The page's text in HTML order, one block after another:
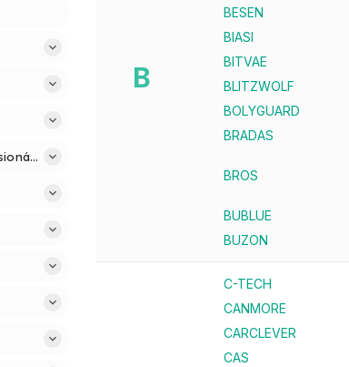
Kúrenie HEPWORTH profesionálne a jednoducho
B
BESEN
BIASI
BITVAE
BLITZWOLF
BOLYGUARD
BRADAS
BROS
BUBLUE
BUZON
C-TECH
CANMORE
CARCLEVER
CAS